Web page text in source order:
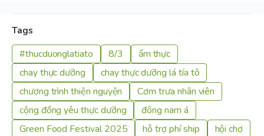
Tags
#thucduonglatiato
8/3
ẩm thực
chay thực dưỡng
chay thực dưỡng lá tía tô
chương trình thiện nguyện
Cơm trưa nhân viên
cộng đồng yêu thực dưỡng
đông nam á
Green Food Festival 2025
hỗ trợ phí ship
hội chợ